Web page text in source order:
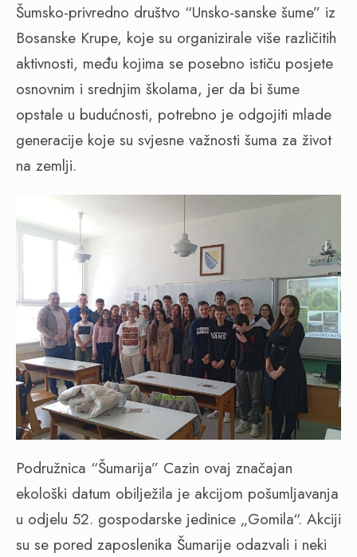
Šumsko-privredno društvo “Unsko-sanske šume” iz
Bosanske Krupe, koje su organizirale više različitih
aktivnosti, među kojima se posebno ističu posjete
osnovnim i srednjim školama, jer da bi šume
opstale u budućnosti, potrebno je odgojiti mlade
generacije koje su svjesne važnosti šuma za život
na zemlji.
Podružnica “Šumarija” Cazin ovaj značajan
ekološki datum obilježila je akcijom pošumljavanja
u odjelu 52. gospodarske jedinice „Gomila“. Akciji
su se pored zaposlenika Šumarije odazvali i neki